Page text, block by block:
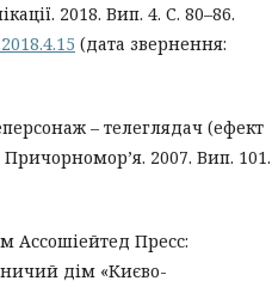
2018. Вип. 4. С. 80–86.
(дата звернення:
– телеглядач (ефект
Причорномор’я. 2007. Вип. 101.
Ассошіейтед Пресс:
дім «Києво-